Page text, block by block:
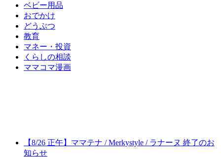
ベビー用品
おでかけ
どうぶつ
教育
マネー・投資
くらしの相談
ママコマ漫画
【8/26 正午】ママテナ / Merkystyle / ラナーヌ 終了のお
知らせ